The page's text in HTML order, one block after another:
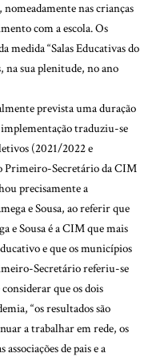
nas crianças
com a escola. Os
medida “Salas Educativas do
na sua plenitude, no ano
prevista uma duração
implementação traduziu-se
(2021/2022 e
Primeiro-Secretário da CIM
precisamente a
e Sousa, ao referir que
e Sousa é a CIM que mais
e que os municípios
Secretário referiu-se
que os dois
“os resultados são
a trabalhar em rede, os
de pais e a